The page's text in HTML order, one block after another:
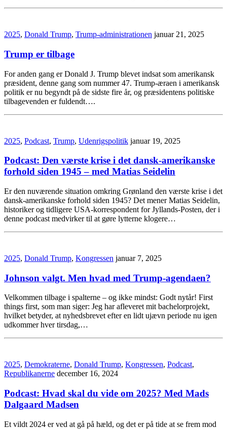
2025, Donald Trump, Trump-administrationen januar 21, 2025
Trump er tilbage
For anden gang er Donald J. Trump blevet indsat som amerikansk
præsident, denne gang som nummer 47. Trump-æraen i amerikansk
politik er nu begyndt på de sidste fire år, og præsidentens politiske
tilbagevenden er fuldendt….
2025, Podcast, Trump, Udenrigspolitik januar 19, 2025
Podcast: Den værste krise i det dansk-amerikanske
forhold siden 1945 – med Matias Seidelin
Er den nuværende situation omkring Grønland den værste krise i det
dansk-amerikanske forhold siden 1945? Det mener Matias Seidelin,
historiker og tidligere USA-korrespondent for Jyllands-Posten, der i
denne podcast medvirker til at gøre lytterne klogere…
2025, Donald Trump, Kongressen januar 7, 2025
Johnson valgt. Men hvad med Trump-agendaen?
Velkommen tilbage i spalterne – og ikke mindst: Godt nytår! First
things first, som man siger: Jeg har afleveret mit bachelorprojekt,
hvilket betyder, at nyhedsbrevet efter en lidt ujævn periode nu igen
udkommer hver tirsdag,…
2025, Demokraterne, Donald Trump, Kongressen, Podcast,
Republikanerne december 16, 2024
Podcast: Hvad skal du vide om 2025? Med Mads
Dalgaard Madsen
Et vildt 2024 er ved at gå på hæld, og det er på tide at se frem mod